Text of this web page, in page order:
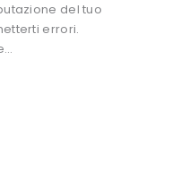
del tuo
errori.